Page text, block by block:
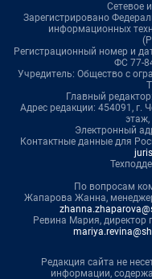
Сетевое
Зарегистрировано
информационных
Регистрационный номер и
ФС 77-
Учредитель: Общество с
Главный
Адрес редакции: 454091, г.
этаж,
Электронный
Контактные данные для
По вопросам
Жапарова Жанна,
Ревина Мария, директор
Редакция сайта не
информации,